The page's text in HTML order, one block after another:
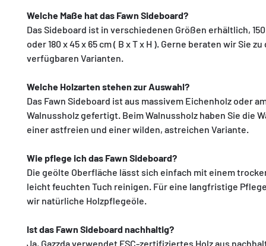
Welche Maße hat das Fawn Sideboard?
Das Sideboard ist in verschiedenen Größen erhältlich, 150
oder 180 x 45 x 65 cm ( B x T x H ). Gerne beraten wir Sie zu
verfügbaren Varianten.
Welche Holzarten stehen zur Auswahl?
Das Fawn Sideboard ist aus massivem Eichenholz oder
Walnussholz gefertigt. Beim Walnussholz haben Sie die
einer astfreien und einer wilden, astreichen Variante.
Wie pflege ich das Fawn Sideboard?
Die geölte Oberfläche lässt sich einfach mit einem
leicht feuchten Tuch reinigen. Für eine langfristige
wir natürliche Holzpflegeöle.
Ist das Fawn Sideboard nachhaltig?
Ja, Gazzda verwendet FSC-zertifiziertes Holz aus